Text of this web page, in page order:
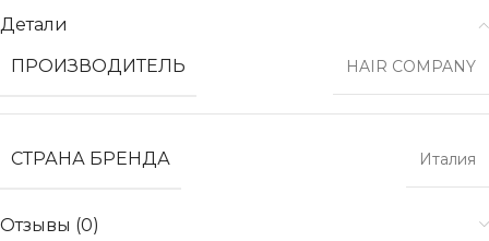
Детали
ПРОИЗВОДИТЕЛЬ
HAIR COMPANY
СТРАНА БРЕНДА Италия
Отзывы (0)